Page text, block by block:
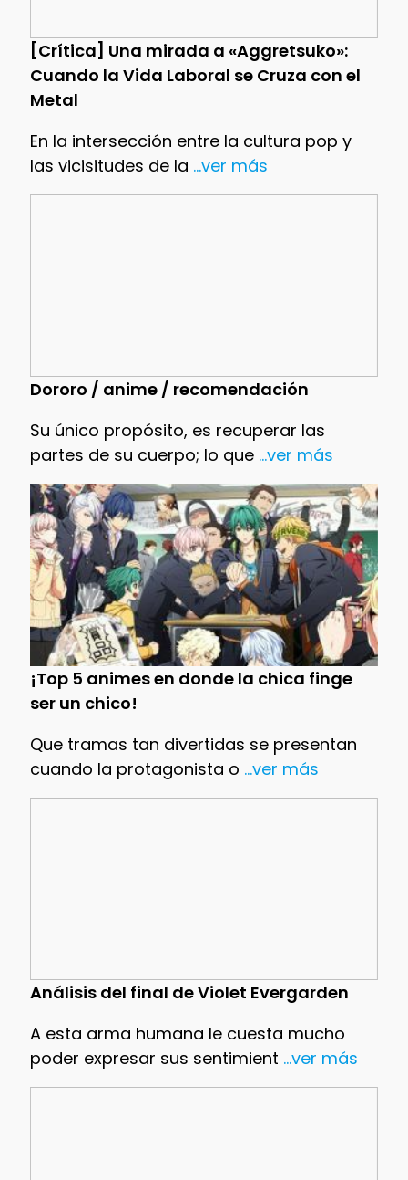
[Crítica] Una mirada a «Aggretsuko»:
Cuando la Vida Laboral se Cruza con el
Metal
En la intersección entre la cultura pop y
las vicisitudes de la ...ver más
Dororo / anime / recomendación
Su único propósito, es recuperar las
partes de su cuerpo; lo que...ver más
¡Top 5 animes en donde la chica finge
ser un chico!
Que tramas tan divertidas se presentan
cuando la protagonista o ...ver más
Análisis del final de Violet Evergarden
A esta arma humana le cuesta mucho
poder expresar sus sentimient ...ver más